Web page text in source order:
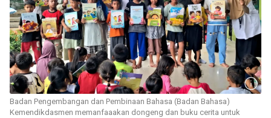
Badan Pengembangan dan Pembinaan Bahasa (Badan Bahasa)
Kemendikdasmen memanfaaakan dongeng dan buku cerita untuk